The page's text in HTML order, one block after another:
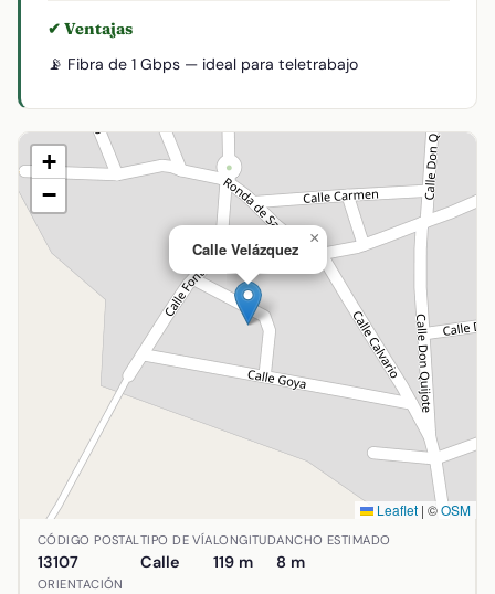
✔ Ventajas
📡 Fibra de 1 Gbps — ideal para teletrabajo
Calle Velázquez
×
+
−
Leaflet | ©OSM
Ubicación de Calle Velázquez en Alcolea de Calatrava,
CÓDIGO POSTAL
13107
TIPO DE VÍA
Calle
LONGITUD
119 m
ANCHO ESTIMADO
8 m
ORIENTACIÓN